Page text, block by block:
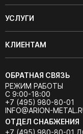
УСЛУГИ
КЛИЕНТАМ
ОБРАТНАЯ СВЯЗЬ
РЕЖИМ РАБОТЫ
С 9:00-18:00
+7 (495) 980-80-01
INFO@ARION-
ОТДЕЛ СНАБЖЕНИЯ